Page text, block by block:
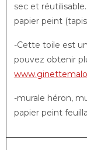
sec et
papier peint
-Cette toile est
pouvez obtenir
-murale héron,
papier peint